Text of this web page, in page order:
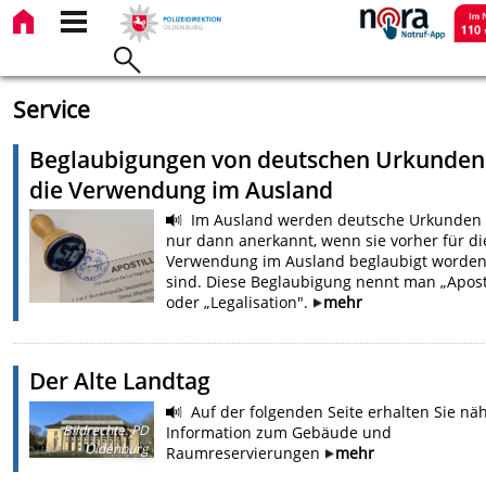
Service
Beglaubigungen von deutschen
die Verwendung im Ausland
Im Ausland werden deutsche
nur dann anerkannt, wenn sie vorher für
Verwendung im Ausland beglaubigt worden
sind. Diese Beglaubigung nennt man
oder „Legalisation".
mehr
Der Alte Landtag
Bildrechte:PD
Oldenburg
Auf der folgenden Seite erhalten Sie
Information zum Gebäude und
Raumreservierungen
mehr